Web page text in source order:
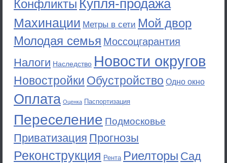
Конфликты Купля-продажа
Махинации Метры в сети Мой двор
Молодая семья Моссоцгарантия
Налоги Наследство Новости округов
Новостройки Обустройство Одно окно
Оплата Оценка Паспортизация
Переселение Подмосковье
Приватизация Прогнозы
Реконструкция Рента Риелторы Сад